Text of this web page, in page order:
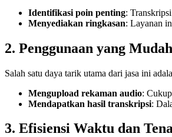
Identifikasi poin penting:
Menyediakan ringkasan: Layanan
2. Penggunaan yang
Salah satu daya tarik utama dari jasa ini
Mengupload rekaman audio:
Mendapatkan hasil transkripsi:
3. Efisiensi Waktu dan